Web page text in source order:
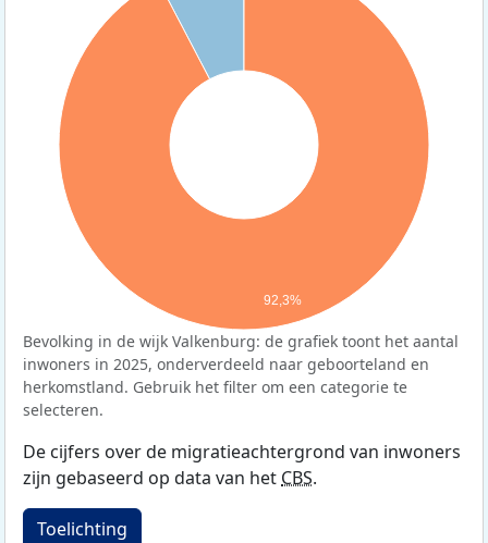
92,3%
Bevolking in de wijk Valkenburg: de grafiek toont het aantal
inwoners in 2025, onderverdeeld naar geboorteland en
herkomstland. Gebruik het filter om een categorie te
selecteren.
De cijfers over de migratieachtergrond van inwoners
zijn gebaseerd op data van hetCBS.
Toelichting